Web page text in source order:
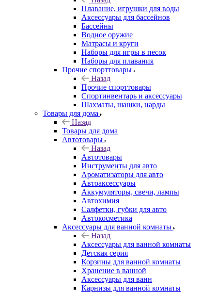
Плавание, игрушки для воды
Аксессуары для бассейнов
Бассейны
Водное оружие
Матрасы и круги
Наборы для игры в песок
Наборы для плавания
Прочие спорттовары
Назад
Прочие спорттовары
Спортинвентарь и аксессуары
Шахматы, шашки, нарды
Товары для дома
Назад
Товары для дома
Автотовары
Назад
Автотовары
Инструменты для авто
Ароматизаторы для авто
Автоаксессуары
Аккумуляторы, свечи, лампы
Автохимия
Салфетки, губки для авто
Автокосметика
Аксессуары для ванной комнаты
Назад
Аксессуары для ванной комнаты
Детская серия
Корзины для ванной комнаты
Хранение в ванной
Аксессуары для ванн
Карнизы для ванной комнаты